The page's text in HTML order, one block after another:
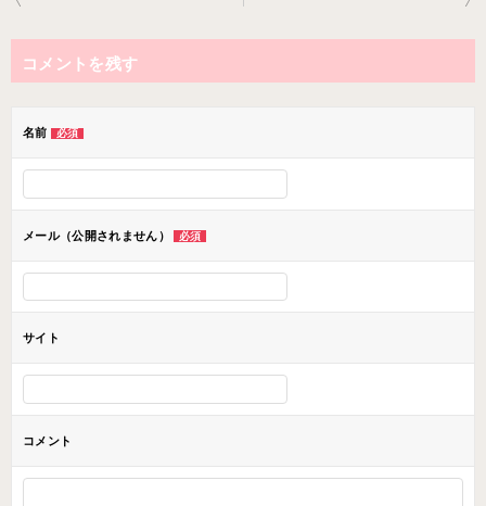
稿
ナ
ビ
ョ
ン
コメントを残す
名前 必須
メール（公開されません） 必須
サイト
コメント